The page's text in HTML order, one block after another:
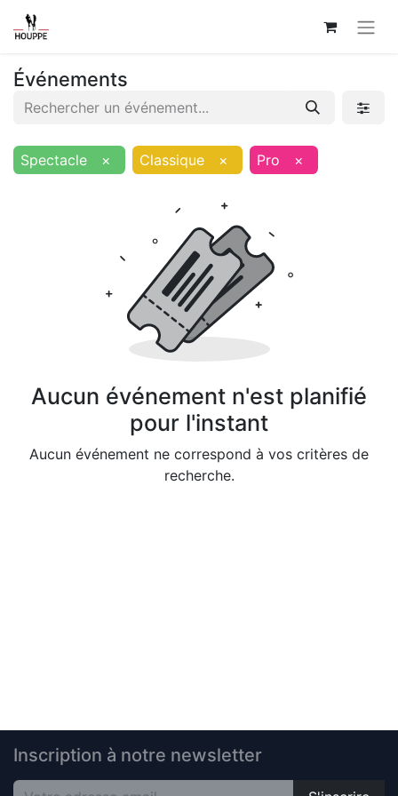
Événements
Spectacle × Classique × Pro ×
Aucun événement n'est planifié
pour l'instant
Aucun événement ne correspond à vos critères de
recherche.
Inscription à notre newsletter